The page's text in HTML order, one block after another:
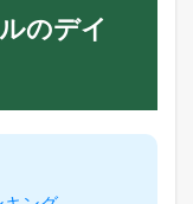
のデイ